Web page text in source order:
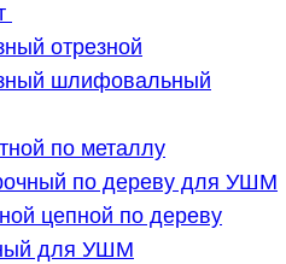
отрезной
шлифовальный
по металлу
по дереву для УШМ
цепной по дереву
для УШМ